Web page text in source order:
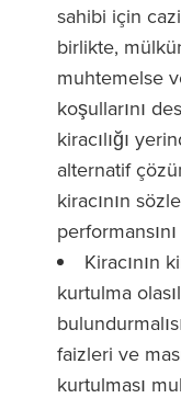
sahibi için
birlikte,
muhtemelse
koşullarını
kiracılığı
alternatif
kiracının
Kiracının
kurtulma
faizleri ve
kurtulması